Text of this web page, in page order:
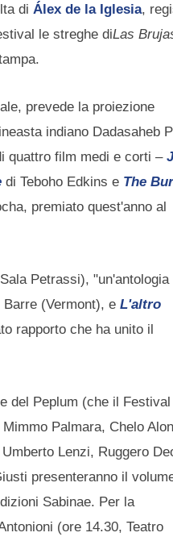
diÁlex de la Iglesia,
le streghe diLas
prevede la proiezione
indiano Dadasaheb
quattro film medi e corti –
di Teboho Edkins e The
premiato quest'anno al
Petrassi), "un'antologia
Barre (Vermont), eL'altro
rapporto che ha unito il
del Peplum (che il Festival
Palmara, Chelo
Lenzi, Ruggero
presenteranno il
Sabinae. Per la
(ore 14.30, Teatro